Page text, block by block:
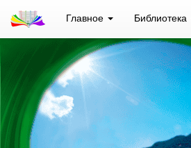
Главное Библиотека